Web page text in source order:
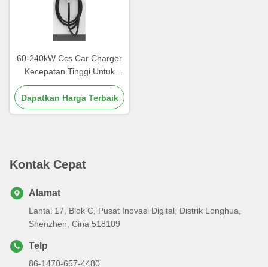
60-240kW Ccs Car Charger
Kecepatan Tinggi Untuk
Stasiun Pengisian Umum
Dapatkan Harga Terbaik
Kontak Cepat
Alamat
Lantai 17, Blok C, Pusat Inovasi Digital, Distrik Longhua,
Shenzhen, Cina 518109
Telp
86-1470-657-4480